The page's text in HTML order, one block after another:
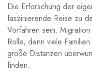
Die Erforschung der
faszinierende‌ Reise zu
Vorfahren sein.
⁢Rolle, denn viele
große Distanzen
finden.